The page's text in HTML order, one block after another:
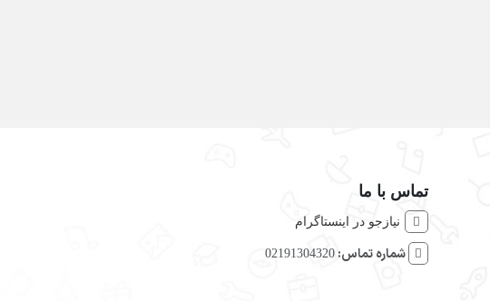
تماس با ما
نیازجو در اینستاگرام
شماره تماس: 02191304320